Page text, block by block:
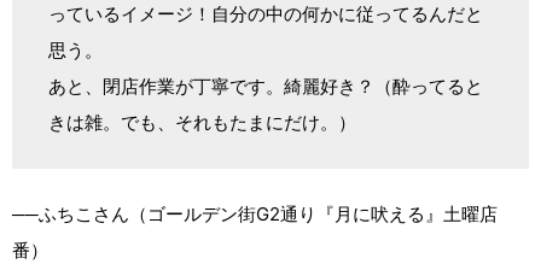
っているイメージ！自分の中の何かに従ってるんだと
思う。
あと、閉店作業が丁寧です。綺麗好き？（酔ってると
きは雑。でも、それもたまにだけ。）
──ふちこさん（ゴールデン街G2通り『月に吠える』土曜店
番）